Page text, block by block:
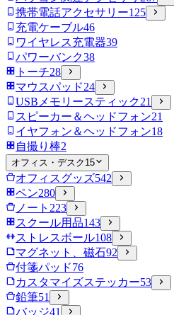
携帯電話アクセサリー125
充電ケーブル46
ワイヤレス充電器39
パワーバンク38
トーチ28
マウスパッド24
USBメモリースティック21
スピーカー＆ヘッドフォン21
イヤフォン＆ヘッドフォン18
自撮り棒2
オフィス・デスク 15
オフィスグッズ542
ペン280
ノート 223
スクール用品143
ストレスボール108
マグネット、磁石92
付箋パッド76
カスタマイズステッカー53
鉛筆51
バッジ41